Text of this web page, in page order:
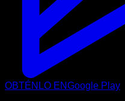
OBTÉNLO ENGoogle Play